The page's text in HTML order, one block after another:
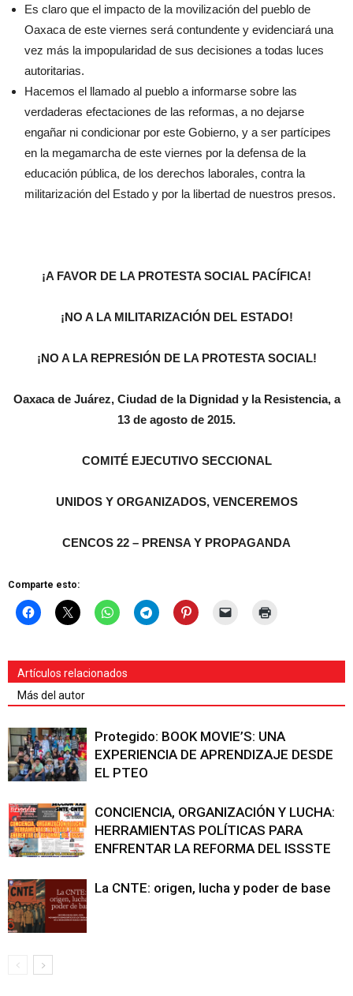
Es claro que el impacto de la movilización del pueblo de
Oaxaca de este viernes será contundente y evidenciará una
vez más la impopularidad de sus decisiones a todas luces
autoritarias.
Hacemos el llamado al pueblo a informarse sobre las
verdaderas efectaciones de las reformas, a no dejarse
engañar ni condicionar por este Gobierno, y a ser partícipes
en la megamarcha de este viernes por la defensa de la
educación pública, de los derechos laborales, contra la
militarización del Estado y por la libertad de nuestros presos.
¡A FAVOR DE LA PROTESTA SOCIAL PACÍFICA!
¡NO A LA MILITARIZACIÓN DEL ESTADO!
¡NO A LA REPRESIÓN DE LA PROTESTA SOCIAL!
Oaxaca de Juárez, Ciudad de la Dignidad y la Resistencia, a
13 de agosto de 2015.
COMITÉ EJECUTIVO SECCIONAL
UNIDOS Y ORGANIZADOS, VENCEREMOS
CENCOS 22 – PRENSA Y PROPAGANDA
Comparte esto:
Artículos relacionados
Más del autor
Protegido: BOOK MOVIE’S: UNA
EXPERIENCIA DE APRENDIZAJE DESDE
EL PTEO
CONCIENCIA, ORGANIZACIÓN Y LUCHA:
HERRAMIENTAS POLÍTICAS PARA
ENFRENTAR LA REFORMA DEL ISSSTE
La CNTE: origen, lucha y poder de base